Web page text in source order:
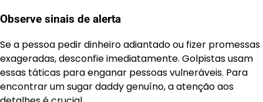
Observe sinais de alerta
Se a pessoa pedir dinheiro adiantado ou fizer promessas
exageradas, desconfie imediatamente. Golpistas usam
essas táticas para enganar pessoas vulneráveis. Para
encontrar um sugar daddy genuíno, a atenção aos